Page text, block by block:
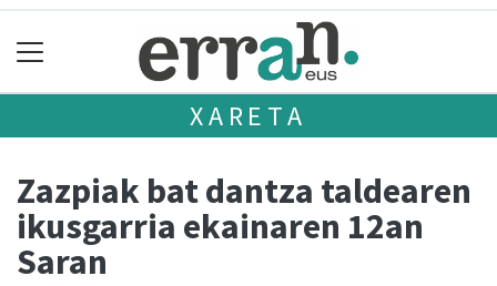
XARETA
Zazpiak bat dantza taldearen
ikusgarria ekainaren 12an
Saran